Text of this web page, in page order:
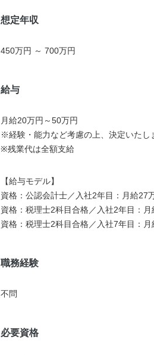
想定年収
450万円 ～ 700万円
給与
月給20万円～50万円
※経験・能力など考慮の上、決定いたし
※残業代は全額支給
【給与モデル】
資格：公認会計士／入社2年目：月給27
資格：税理士2科目合格／入社2年目：
資格：税理士2科目合格／入社7年目：
職務経験
不問
必要資格